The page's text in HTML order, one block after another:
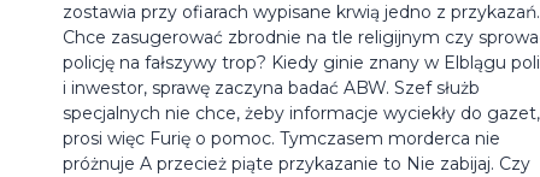
zostawia przy ofiarach wypisane krwią jedno z przykazań.
Chce zasugerować zbrodnie na tle religijnym czy
policję na fałszywy trop? Kiedy ginie znany w Elblągu
i inwestor, sprawę zaczyna badać ABW. Szef służb
specjalnych nie chce, żeby informacje wyciekły do gazet,
prosi więc Furię o pomoc. Tymczasem morderca nie
próżnuje A przecież piąte przykazanie to Nie zabijaj. Czy